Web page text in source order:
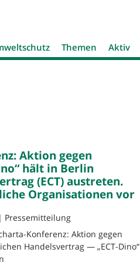
Themen Aktiv
Aktion gegen
hält in Berlin
(ECT) austreten.
Organisationen vor
Pressemitteilung
Konferenz: Aktion gegen
Handelsvertrag — „ECT-Dino“